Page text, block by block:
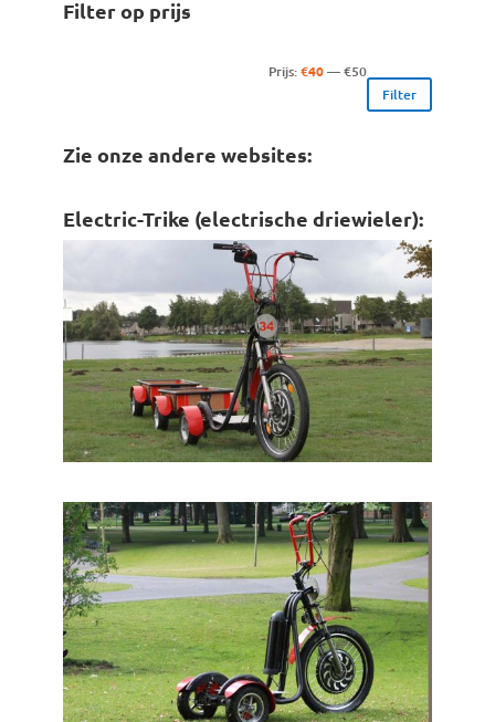
Filter op prijs
Filter
Prijs:€40—€50
Zie onze andere websites:
Electric-Trike (electrische driewieler):